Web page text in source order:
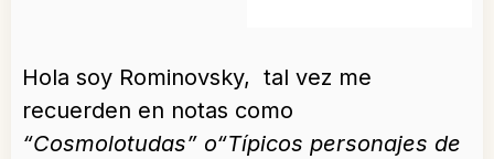
Hola soy Rominovsky, tal vez me
recuerden en notas como
“Cosmolotudas” o“Típicos personajes de